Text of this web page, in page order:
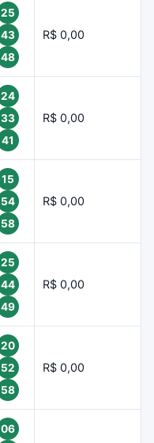
25
43
48
R$ 0,00
24
33
41
R$ 0,00
15
54
58
R$ 0,00
25
44
49
R$ 0,00
20
52
58
R$ 0,00
06